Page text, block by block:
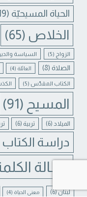
الحياة المسيحيّة (19)
الخلاص (65)
الزواج (5) السياسة
الصلاة (8) العائلة (4)
الكتاب المقدّس (5)
المسيح (91)
الميلاد (6) تربية (6)
دراسة الكتاب
رسالة
لبنان(6) معنى الحياة (4)